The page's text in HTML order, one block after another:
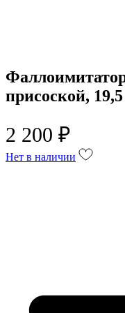
присоской,
2 200 ₽
Нет в наличии